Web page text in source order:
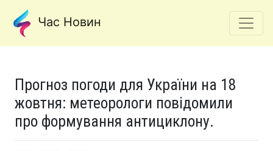
Час Новин
Прогноз погоди для України на 18
жовтня: метеорологи повідомили
про формування антициклону.